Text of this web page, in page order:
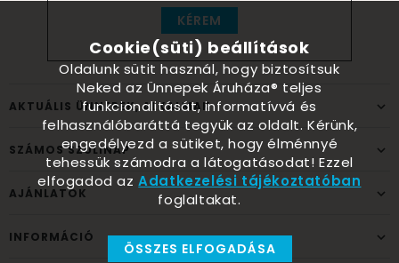
KÉREM
AKTUÁLIS ÜNNEPEK, ALKALMAK
SZÁMOS SZÜLINAP
AJÁNLATOK
INFORMÁCIÓ
Cookie(süti) beállítások
Oldalunk sütit használ, hogy biztosítsuk
Neked az Ünnepek Áruháza® teljes
funkcionalitását, informatívvá és
felhasználóbaráttá tegyük az oldalt. Kérünk,
engedélyezd a sütiket, hogy élménnyé
tehessük számodra a látogatásodat! Ezzel
elfogadod azAdatkezelési tájékoztatóban
foglaltakat.
ÖSSZES ELFOGADÁSA